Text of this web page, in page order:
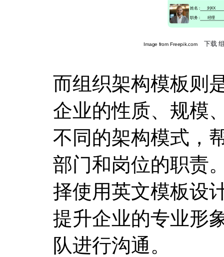
而组织架构模板则
企业的性质、规模
不同的架构模式，
部门和岗位的职责
择使用英文模板设
提升企业的专业形
队进行沟通。